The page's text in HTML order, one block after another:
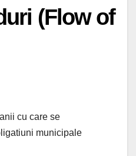
(Flow of
cu care se
municipale